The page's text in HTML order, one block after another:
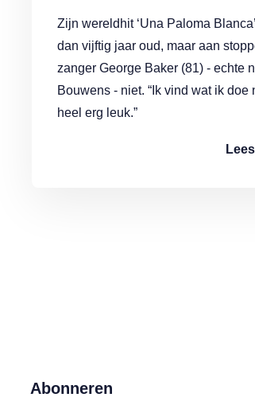
Zijn wereldhit ‘Una Paloma
dan vijftig jaar oud, maar aan
zanger George Baker (81) - echte
Bouwens - niet. “Ik vind wat ik doe
heel erg leuk.”
Abonneren